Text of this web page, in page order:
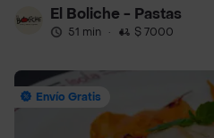
El Boliche - Pastas
51 min · $ 7000
Envío Gratis